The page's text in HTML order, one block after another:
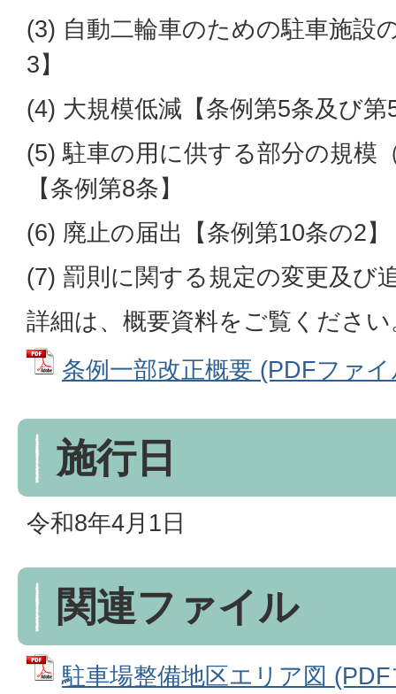
(3) 自動二輪車のための駐車施設
3】
(4) 大規模低減【条例第5条及び第
(5) 駐車の用に供する部分の規模
【条例第8条】
(6) 廃止の届出【条例第10条の2】
(7) 罰則に関する規定の変更及び
詳細は、概要資料をご覧ください
条例一部改正概要 (PDFファ
施行日
令和8年4月1日
関連ファイル
駐車場整備地区エリア図